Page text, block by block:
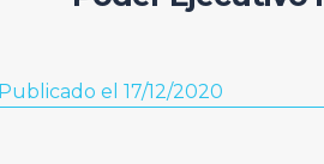
Publicado el 17/12/2020